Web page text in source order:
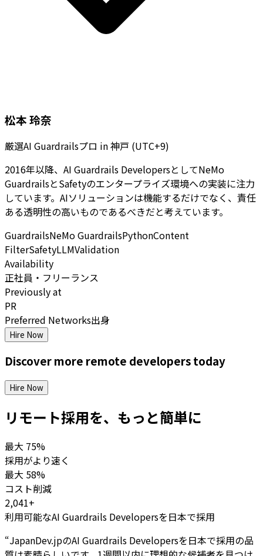
松本 玲奈
厳選AI Guardrailsプロ in神戸 (UTC+9)
2016年以降、AI Guardrails DevelopersとしてNeMo
GuardrailsとSafetyのエンタープライズ環境への実装に注力
しています。AIソリューションは機能するだけでなく、責任
ある透明性の高いものであるべきだと考えています。
GuardrailsNeMo GuardrailsPythonContent
FilterSafetyLLMValidation
Availability
正社員・フリーランス
Previously at
PR
Preferred Networks出身
Hire Now
Discover more remote developerstoday
Hire Now
リモート採用を、もっと簡単に
最大 75%
採用がより速く
最大 58%
コスト削減
2,041+
利用可能なAI Guardrails Developersを日本で採用
“JapanDev.jpのAI Guardrails Developersを日本で採用の品